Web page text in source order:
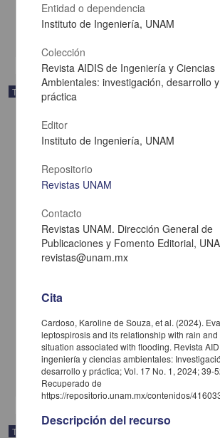
Ingenierías
Trabajo de grado
Desalinización de agua y generación de energía
Cruz Barragán, Ziomara de la
Ingenierías
Trabajo de grado
Entidad o dependencia
Instituto de Ingeniería, UNAM
Colección
Revista AIDIS de Ingeniería y Ciencias
Ambientales: investigación, desarrollo y
práctica
Editor
Instituto de Ingeniería, UNAM
Repositorio
Revistas UNAM
Contacto
Revistas UNAM. Dirección General de
Publicaciones y Fomento Editorial,
revistas@unam.mx
Cita
Cardoso, Karoline de Souza, et al. (2024).
leptospirosis and its relationship with rain and
situation associated with flooding. Revista
ingeniería y ciencias ambientales:
desarrollo y práctica; Vol. 17 No. 1, 2024; 39-
Recuperado de
https://repositorio.unam.mx/contenidos/
Descripción del recurso